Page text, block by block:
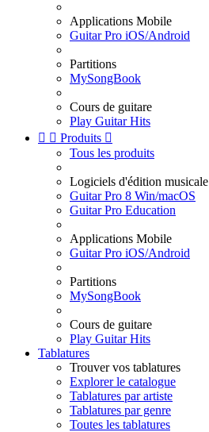
Applications Mobile
Guitar Pro iOS/Android
Partitions
MySongBook
Cours de guitare
Play Guitar Hits
  Produits 
Tous les produits
Logiciels d'édition musicale
Guitar Pro 8 Win/macOS
Guitar Pro Education
Applications Mobile
Guitar Pro iOS/Android
Partitions
MySongBook
Cours de guitare
Play Guitar Hits
Tablatures
Trouver vos tablatures
Explorer le catalogue
Tablatures par artiste
Tablatures par genre
Toutes les tablatures